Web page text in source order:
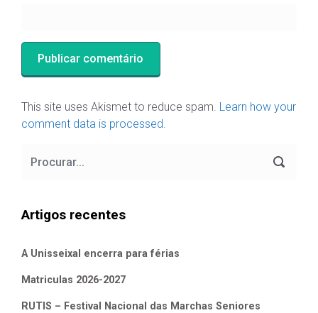
This site uses Akismet to reduce spam. Learn how your
comment data is processed.
Artigos recentes
A Unisseixal encerra para férias
Matriculas 2026-2027
RUTIS – Festival Nacional das Marchas Seniores